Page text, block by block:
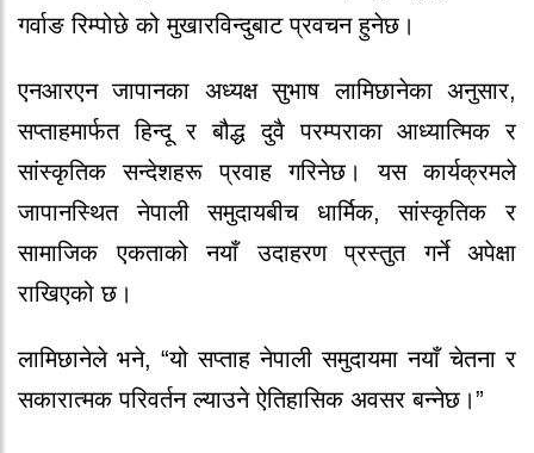
गर्वाङ रिम्पोछे को मुखारविन्दुबाट प्रवचन हुनेछ।
एनआरएन जापानका अध्यक्ष सुभाष लामिछानेका अनुसार,
सप्ताहमार्फत हिन्दू र बौद्ध दुवै परम्पराका आध्यात्मिक र
सांस्कृतिक सन्देशहरू प्रवाह गरिनेछ। यस कार्यक्रमले
जापानस्थित नेपाली समुदायबीच धार्मिक, सांस्कृतिक र
सामाजिक एकताको नयाँ उदाहरण प्रस्तुत गर्ने अपेक्षा
राखिएको छ।
लामिछानेले भने, “यो सप्ताह नेपाली समुदायमा नयाँ चेतना र
सकारात्मक परिवर्तन ल्याउने ऐतिहासिक अवसर बन्नेछ।”